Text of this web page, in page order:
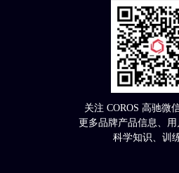
关注 COROS 高驰微
更多品牌产品信息、
科学知识、训